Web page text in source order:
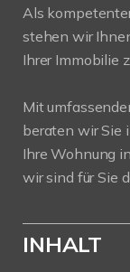
Als
stehen wir
Ihrer Immobilie
Mit
beraten wir Sie
Ihre Wohnung
wir sind für Sie
INHALT